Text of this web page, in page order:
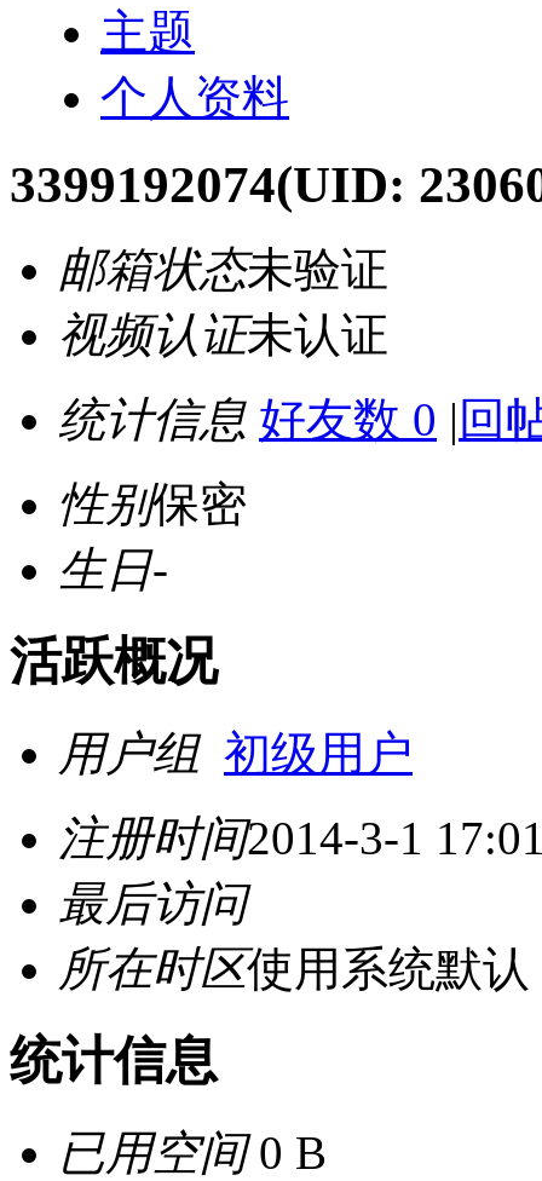
主题
个人资料
3399192074(UID:
邮箱状态未验证
视频认证未认证
统计信息 好友数 0 | 回
性别保密
生日-
活跃概况
用户组 初级用户
注册时间2014-3-1
最后访问
所在时区使用系统默认
统计信息
已用空间0 B